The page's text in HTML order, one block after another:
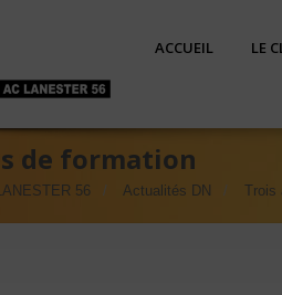
ACCUEIL LE
de formation
56 Actualités DN Trois